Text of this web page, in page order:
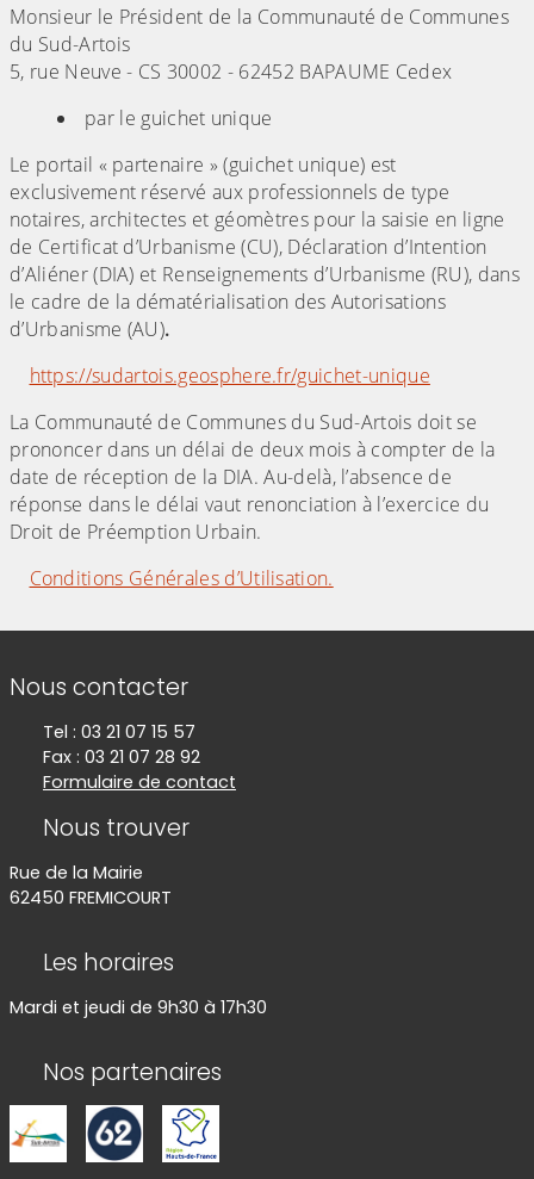
Monsieur le Président de la Communauté de Communes
du Sud-Artois
5, rue Neuve - CS 30002 - 62452 BAPAUME Cedex
par le guichet unique
Le portail « partenaire » (guichet unique) est
exclusivement réservé aux professionnels de type
notaires, architectes et géomètres pour la saisie en ligne
de Certificat d’Urbanisme (CU), Déclaration d’Intention
d’Aliéner (DIA) et Renseignements d’Urbanisme (RU), dans
le cadre de la dématérialisation des Autorisations
d’Urbanisme (AU).
https://sudartois.geosphere.fr/guichet-unique
La Communauté de Communes du Sud-Artois doit se
prononcer dans un délai de deux mois à compter de la
date de réception de la DIA. Au-delà, l’absence de
réponse dans le délai vaut renonciation à l’exercice du
Droit de Préemption Urbain.
Conditions Générales d’Utilisation.
Informations de contact
Nous contacter
Tel : 03 21 07 15 57
Fax : 03 21 07 28 92
Formulaire de contact
Nous trouver
Rue de la Mairie
62450 FREMICOURT
Les horaires
Mardi et jeudi de 9h30 à 17h30
Nos partenaires